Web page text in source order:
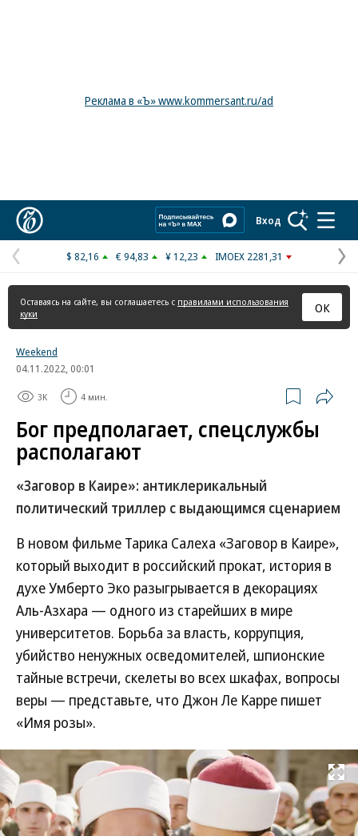
Реклама в «Ъ» www.kommersant.ru/ad
Вход
Предыдущая
страница
$ 82,16 € 94,83 ¥ 12,23 IMOEX 2281,31
Оставаясь на сайте, вы соглашаетесь с правилами использования
куки
ОК
Weekend
04.11.2022, 00:01
3K 4 мин.
Бог предполагает, спецслужбы
располагают
«Заговор в Каире»: антиклерикальный
политический триллер с выдающимся сценарием
В новом фильме Тарика Салеха «Заговор в Каире»,
который выходит в российский прокат, история в
духе Умберто Эко разыгрывается в декорациях
Аль-Азхара — одного из старейших в мире
университетов. Борьба за власть, коррупция,
убийство ненужных осведомителей, шпионские
тайные встречи, скелеты во всех шкафах, вопросы
веры — представьте, что Джон Ле Карре пишет
«Имя розы».
Развернуть